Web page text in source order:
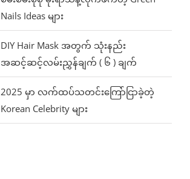
Nails Ideas များ
DIY Hair Mask အတွက် သုံးနည်း
အဆင့်ဆင့်လမ်းညွှန်ချက် ( ၆ ) ချက်
2025 မှာ လက်ထပ်သတင်းကြော်ငြာခဲ့တဲ့
Korean Celebrity များ